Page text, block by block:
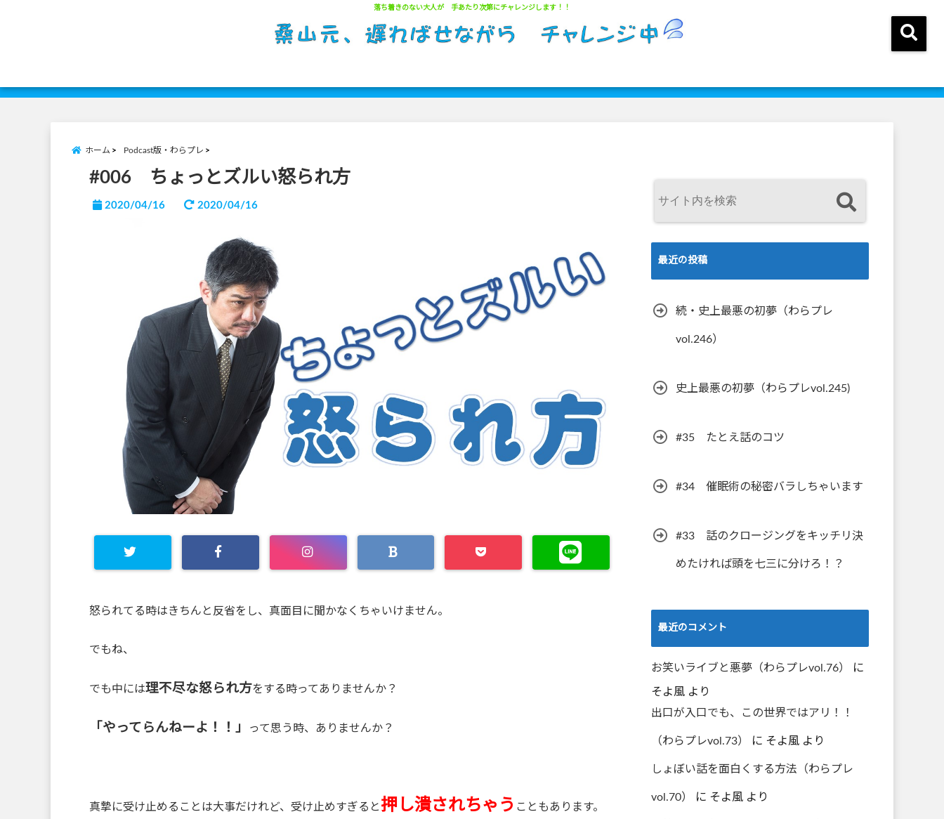
落ち着きのない大人が 手あたり次第にチャレンジします！！
ホーム Podcast版・わらプレ
#006 ちょっとズルい怒られ方
2020/04/16 2020/04/16
怒られてる時はきちんと反省をし、真面目に聞かなくちゃいけません。
でもね、
でも中には理不尽な怒られ方をする時ってありませんか？
「やってらんねーよ！！」 って思う時、ありませんか？
真摯に受け止めることは大事だけれど、受け止めすぎると 押し潰されちゃう こともあります。
最近の投稿
続・史上最悪の初夢（わらプレ
vol.246）
史上最悪の初夢（わらプレvol.245)
#35 たとえ話のコツ
#34 催眠術の秘密バラしちゃいます
#33 話のクロージングをキッチリ決
めたければ頭を七三に分けろ！？
最近のコメント
お笑いライブと悪夢（わらプレvol.76） に
そよ風 より
出口が入口でも、この世界ではアリ！！
（わらプレvol.73） に そよ風 より
しょぼい話を面白くする方法（わらプレ
vol.70） に そよ風 より